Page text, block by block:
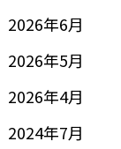
2026年6月
2026年5月
2026年4月
2024年7月